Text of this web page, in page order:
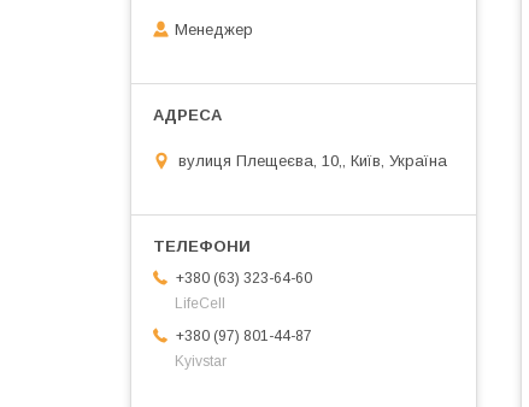
Менеджер
вулиця Плещеєва, 10,, Київ, Україна
+380 (63) 323-64-60
LifeCell
+380 (97) 801-44-87
Kyivstar